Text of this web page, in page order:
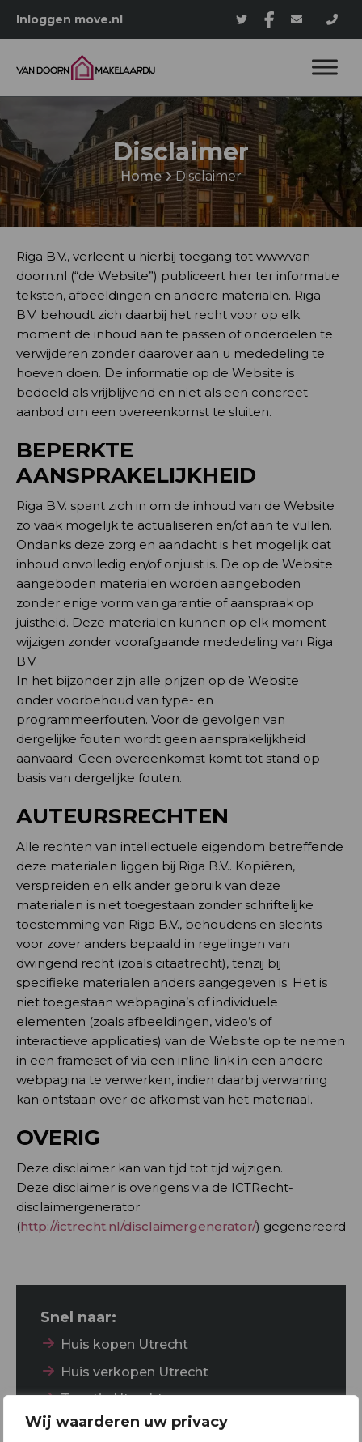
Wij waarderen uw privacy
Inloggen move.nl
Disclaimer
Home Disclaimer
Riga B.V., verleent u hierbij toegang tot www.van-
doorn.nl (“de Website”) publiceert hier ter informatie
teksten, afbeeldingen en andere materialen. Riga
B.V. behoudt zich daarbij het recht voor op elk
moment de inhoud aan te passen of onderdelen te
verwijderen zonder daarover aan u mededeling te
hoeven doen. De informatie op de Website is
bedoeld als vrijblijvend en niet als een concreet
aanbod om een overeenkomst te sluiten.
BEPERKTE
AANSPRAKELIJKHEID
Riga B.V. spant zich in om de inhoud van de Website
zo vaak mogelijk te actualiseren en/of aan te vullen.
Ondanks deze zorg en aandacht is het mogelijk dat
inhoud onvolledig en/of onjuist is. De op de Website
aangeboden materialen worden aangeboden
zonder enige vorm van garantie of aanspraak op
juistheid. Deze materialen kunnen op elk moment
wijzigen zonder voorafgaande mededeling van Riga
B.V.
In het bijzonder zijn alle prijzen op de Website
onder voorbehoud van type- en
programmeerfouten. Voor de gevolgen van
dergelijke fouten wordt geen aansprakelijkheid
aanvaard. Geen overeenkomst komt tot stand op
basis van dergelijke fouten.
AUTEURSRECHTEN
Alle rechten van intellectuele eigendom betreffende
deze materialen liggen bij Riga B.V.. Kopiëren,
verspreiden en elk ander gebruik van deze
materialen is niet toegestaan zonder schriftelijke
toestemming van Riga B.V., behoudens en slechts
voor zover anders bepaald in regelingen van
dwingend recht (zoals citaatrecht), tenzij bij
specifieke materialen anders aangegeven is. Het is
niet toegestaan webpagina’s of individuele
elementen (zoals afbeeldingen, video’s of
interactieve applicaties) van de Website op te nemen
in een frameset of via een inline link in een andere
webpagina te verwerken, indien daarbij verwarring
kan ontstaan over de afkomst van het materiaal.
OVERIG
Deze disclaimer kan van tijd tot tijd wijzigen.
Deze disclaimer is overigens via de ICTRecht-
disclaimergenerator
(http://ictrecht.nl/disclaimergenerator/) gegenereerd
Snel naar:
Huis kopen Utrecht
Huis verkopen Utrecht
Taxatie Utrecht
NVM makelaar Utrecht